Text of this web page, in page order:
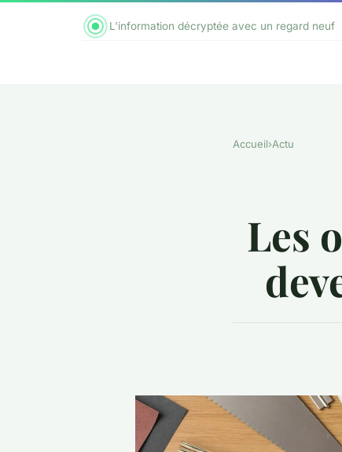
L'information décryptée avec un regard neuf
Accueil›Actu
Les